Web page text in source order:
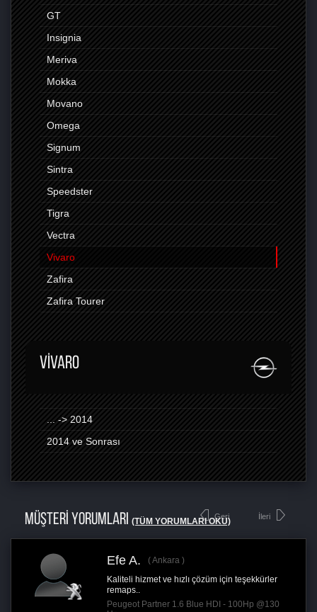
GT
Insignia
Meriva
Mokka
Movano
Omega
Signum
Sintra
Speedster
Tigra
Vectra
Vivaro
Zafira
Zafira Tourer
VIVARO
... -> 2014
2014 ve Sonrası
MÜŞTERİ YORUMLARI (TÜM YORUMLARI OKU)
Geri
Efe A.
Ankara
Kaliteli hizmet ve hızlı çözüm için teşekkürler
remaps..
Peugeot Partner 1.6 Blue HDI - 100Hp @130
İleri